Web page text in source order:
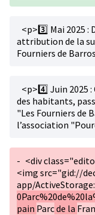
<p>3️⃣ Mai 2025
attribution de la
Fourniers de
<p>4️⃣ Juin 2025
des habitants,
"Les Fourniers de
l’association
- <div
<img src="gid://
app/
pain Parcde la